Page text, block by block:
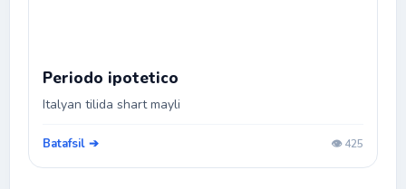
Periodo ipotetico
Italyan tilida shart mayli
Batafsil ➔ 👁️ 425